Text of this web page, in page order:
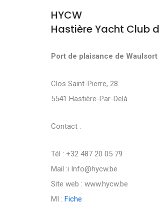
HYCW
Hastière Yacht Club
Port de plaisance de Waulsort
Clos Saint-Pierre, 28
5541 Hastière-Par-Delà
Contact :
Tél : +32 487 20 05 79
Mail :i Info@hycw.be
Site web : www.hycw.be
MI : Fiche